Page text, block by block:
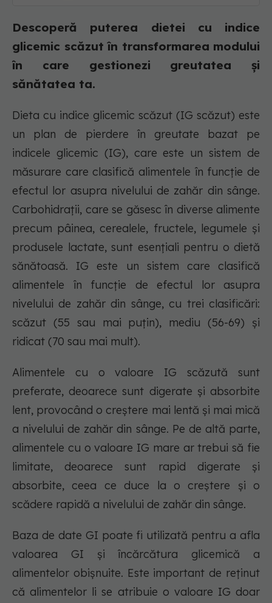
Descoperă puterea dietei cu indice
glicemic scăzut în transformarea modului
în care gestionezi greutatea și
sănătatea ta.
Dieta cu indice glicemic scăzut (IG scăzut) este
un plan de pierdere în greutate bazat pe
indicele glicemic (IG), care este un sistem de
măsurare care clasifică alimentele în funcție de
efectul lor asupra nivelului de zahăr din sânge.
Carbohidrații, care se găsesc în diverse alimente
precum pâinea, cerealele, fructele, legumele și
produsele lactate, sunt esențiali pentru o dietă
sănătoasă. IG este un sistem care clasifică
alimentele în funcție de efectul lor asupra
nivelului de zahăr din sânge, cu trei clasificări:
scăzut (55 sau mai puțin), mediu (56-69) și
ridicat (70 sau mai mult).
Alimentele cu o valoare IG scăzută sunt
preferate, deoarece sunt digerate și absorbite
lent, provocând o creștere mai lentă și mai mică
a nivelului de zahăr din sânge. Pe de altă parte,
alimentele cu o valoare IG mare ar trebui să fie
limitate, deoarece sunt rapid digerate și
absorbite, ceea ce duce la o creștere și o
scădere rapidă a nivelului de zahăr din sânge.
Baza de date GI poate fi utilizată pentru a afla
valoarea GI și încărcătura glicemică a
alimentelor obișnuite. Este important de reținut
că alimentelor li se atribuie o valoare IG doar